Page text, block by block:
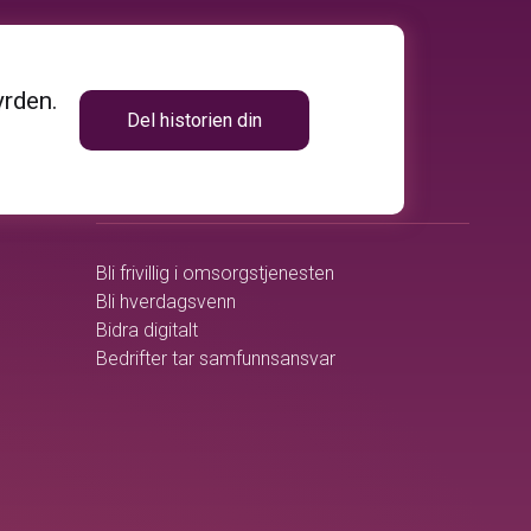
Del historien din
Bli frivillig i omsorgstjenesten
Bli hverdagsvenn
Bidra digitalt
Bedrifter tar samfunnsansvar